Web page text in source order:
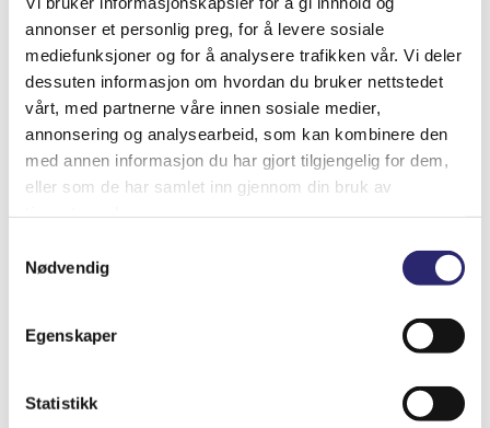
annonser et personlig preg, for å levere sosiale
mediefunksjoner og for å analysere trafikken vår. Vi deler
dessuten informasjon om hvordan du bruker nettstedet
vårt, med partnerne våre innen sosiale medier,
annonsering og analysearbeid, som kan kombinere den
med annen informasjon du har gjort tilgjengelig for dem,
eller som de har samlet inn gjennom din bruk av
Nødvendig
Egenskaper
Statistikk
STARTER 10T 2.6KW
Legg i handlekurv
Detaljer